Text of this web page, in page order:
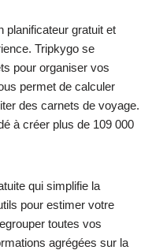
planificateur gratuit et
Tripkygo se
pour organiser vos
permet de calculer
des carnets de voyage.
à créer plus de 109 000
qui simplifie la
pour estimer votre
toutes vos
agrégées sur la